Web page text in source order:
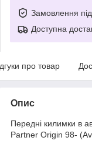
Замовлення
Доступна
про товар
Опис
Передні килимки в
Partner Origin 98-